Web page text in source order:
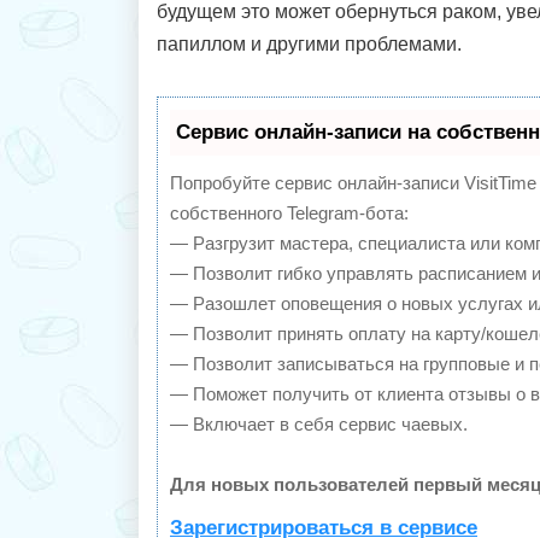
будущем это может обернуться раком,
папиллом и другими проблемами.
Сервис онлайн-записи на
Попробуйте сервис онлайн-записи
собственного Telegram-бота:
— Разгрузит мастера, специалиста или
— Позволит гибко управлять расписанием и
— Разошлет оповещения о новых услугах
— Позволит принять оплату на карту/
— Позволит записываться на групповые и
— Поможет получить от клиента отзывы о
— Включает в себя сервис чаевых.
Для новых пользователей первый
Зарегистрироваться в сервисе